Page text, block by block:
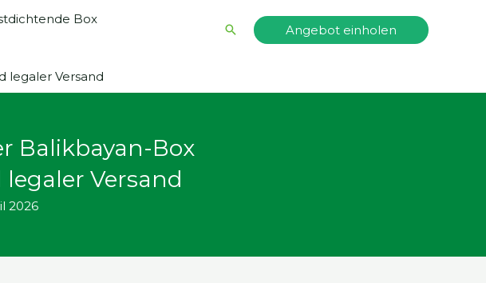
Box
Suche Angebot einholen
legaler Versand
Balikbayan-Box
Versand
2026